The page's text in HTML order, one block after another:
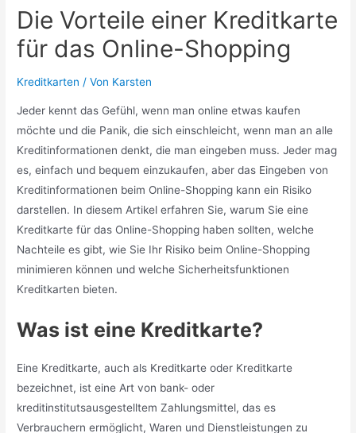
Die Vorteile einer Kreditkarte
für das Online-Shopping
Kreditkarten / Von Karsten
Jeder kennt das Gefühl, wenn man online etwas kaufen
möchte und die Panik, die sich einschleicht, wenn man an alle
Kreditinformationen denkt, die man eingeben muss. Jeder mag
es, einfach und bequem einzukaufen, aber das Eingeben von
Kreditinformationen beim Online-Shopping kann ein Risiko
darstellen. In diesem Artikel erfahren Sie, warum Sie eine
Kreditkarte für das Online-Shopping haben sollten, welche
Nachteile es gibt, wie Sie Ihr Risiko beim Online-Shopping
minimieren können und welche Sicherheitsfunktionen
Kreditkarten bieten.
Was ist eine Kreditkarte?
Eine Kreditkarte, auch als Kreditkarte oder Kreditkarte
bezeichnet, ist eine Art von bank- oder
kreditinstitutsausgestelltem Zahlungsmittel, das es
Verbrauchern ermöglicht, Waren und Dienstleistungen zu